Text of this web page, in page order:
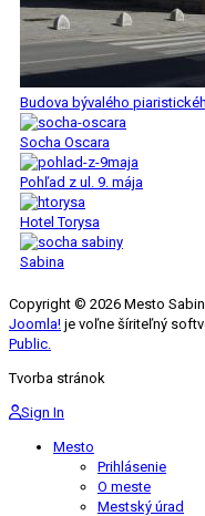
Budova bývalého
Socha Oscara
Pohľad z ul. 9. mája
Hotel Torysa
Sabina
Copyright © 2026 Mesto
Joomla! je voľne šíriteľný
Public.
Tvorba stránok
Sign In
Mesto
Prihlásenie
O meste
Mestský úrad